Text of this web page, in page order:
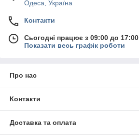
Одеса, Україна
Контакти
Сьогодні працює з 09:00 до 17:00
Показати весь графік роботи
Про нас
Контакти
Доставка та оплата